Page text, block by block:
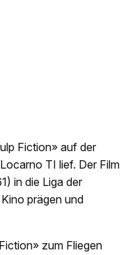
Fiction» auf der
TI lief. Der Film
in die Liga der
prägen und
zum Fliegen